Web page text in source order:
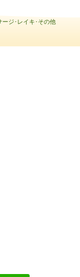
ジ･レイキ･その他